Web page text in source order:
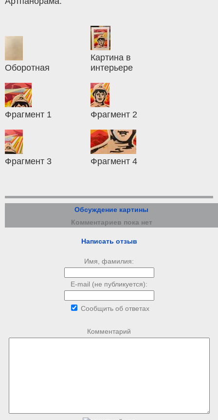
Оборотная
Картина в
интерьере
Фрагмент 1 Фрагмент 2
Фрагмент 3 Фрагмент 4
Обсуждение картины
Комментариев пока нет
Написать отзыв
Имя, фамилия:
E-mail (не публикуется):
Сообщить об ответах
Комментарий